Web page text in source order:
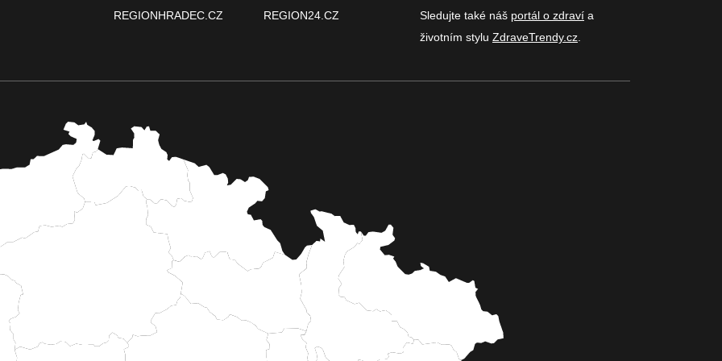
REGIONHRADEC.CZ REGION24.CZ Sledujte také náš portál o zdraví a
životním stylu ZdraveTrendy.cz